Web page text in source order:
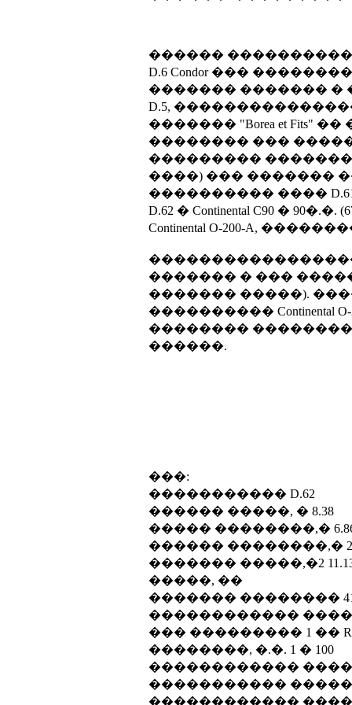
������
D.6 Condor ���
������� ������� �
D.5,
������� "Borea et Fits"
�������� ���
���������
����) ��� �������
���������� ���� D.61
D.62 � Continental C90 �
Continental O-200-A,
������� � ���
������� �����).
���������� Continental
��������
������.
���:
����������� D.62
������ �����, � 8.38
����� ��������,�
������ ��������,�
������� �����,�2
�����, ��
������� ��������
������������
��� ��������� 1 �� Rolls-
��������, �.�. 1 � 100
������������
�����������
������������